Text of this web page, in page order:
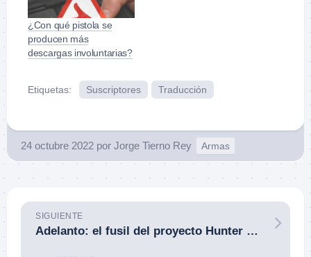
¿Con qué pistola se
producen más
descargas involuntarias?
Etiquetas: Suscriptores Traducción
24 octubre 2022 por Jorge Tierno Rey Armas
SIGUIENTE
Adelanto: el fusil del proyecto Hunter de SIG Sauer para el Regimiento Ranger británico. SoldierSystems.